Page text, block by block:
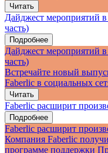
Читать
Дайджест мероприятий в
часть)
Подробнее
Дайджест мероприятий в
часть)
Встречайте новый
Faberlic в социальных
Читать
Faberlic расширит
Подробнее
Faberlic расширит
Компания Faberlic
программе поддержки